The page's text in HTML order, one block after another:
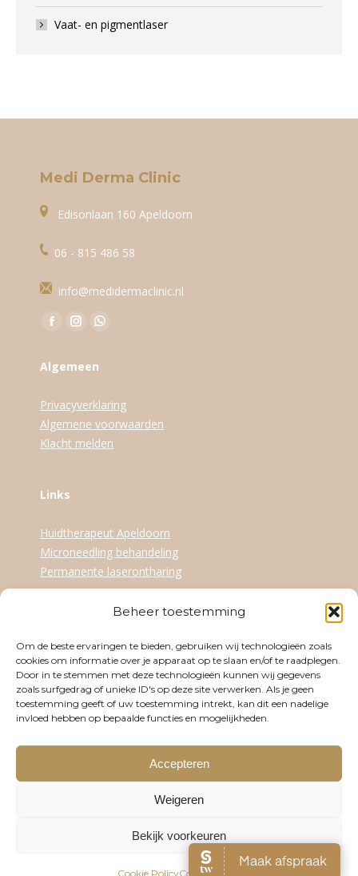
Beheer toestemming
Om de beste ervaringen te bieden, gebruiken wij technologieën zoals
cookies om informatie over je apparaat op te slaan en/of te raadplegen.
Door in te stemmen met deze technologieën kunnen wij gegevens
zoals surfgedrag of unieke ID's op deze site verwerken. Als je geen
toestemming geeft of uw toestemming intrekt, kan dit een nadelige
invloed hebben op bepaalde functies en mogelijkheden.
Accepteren
Weigeren
Bekijk voorkeuren
Cookie PolicyCookie Policy
Vaat- en pigmentlaser
Medi Derma Clinic
Edisonlaan 160 Apeldoorn
06 - 815 486 58
info@medidermaclinic.nl
Vind ons op:
Facebook
opens
new
window
Instagram
opens
new
window
WhatsApp
new
window
Algemeen
Privacyverklaring
Algemene voorwaarden
Klacht melden
Links
Huidtherapeut Apeldoorn
Microneedling behandeling
Permanente laserontharing
Dinsdag 09:30-17:30
Woensdag 12:30-21:00
Donderdag 09:30-17:30
Vrijdag 09:30-17:30
Zaterdag Op afspraak
© Media Derma Clinic 2023. All rights reserved.